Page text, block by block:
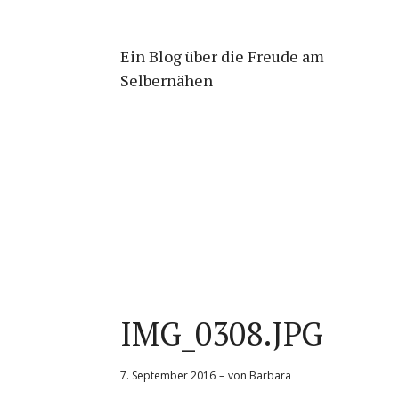
Ein Blog über die Freude am
Selbernähen
IMG_0308.JPG
7. September 2016 von Barbara